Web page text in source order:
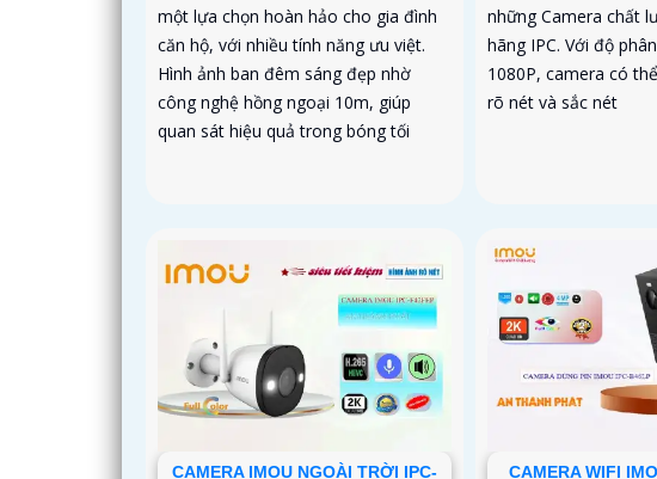
một lựa chọn hoàn hảo cho gia đình
căn hộ, với nhiều tính năng ưu việt.
Hình ảnh ban đêm sáng đẹp nhờ
công nghệ hồng ngoại 10m, giúp
quan sát hiệu quả trong bóng tối
những Camera chất
hãng IPC. Với độ
1080P, camera có
rõ nét và sắc nét
CAMERA IMOU NGOÀI TRỜI IPC-
CAMERA WIFI